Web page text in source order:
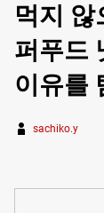
먹지 않
퍼푸드
이유를
sachiko.y